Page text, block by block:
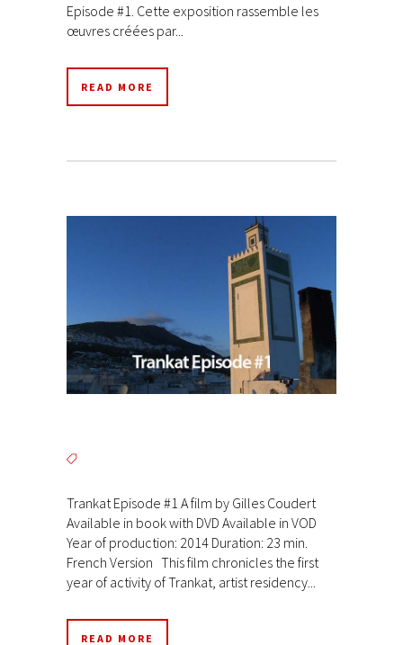
Episode #1. Cette exposition rassemble les
œuvres créées par...
READ MORE
Trankat Episode #1 A film by Gilles Coudert
Available in book with DVD Available in VOD
Year of production: 2014 Duration: 23 min.
French Version This film chronicles the first
year of activity of Trankat, artist residency...
READ MORE